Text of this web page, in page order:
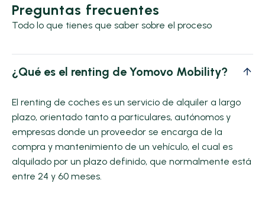
Preguntas frecuentes
Todo lo que tienes que saber sobre el proceso
¿Qué es el renting de Yomovo Mobility?
El renting de coches es un servicio de alquiler a largo
plazo, orientado tanto a particulares, autónomos y
empresas donde un proveedor se encarga de la
compra y mantenimiento de un vehículo, el cual es
alquilado por un plazo definido, que normalmente está
entre 24 y 60 meses.